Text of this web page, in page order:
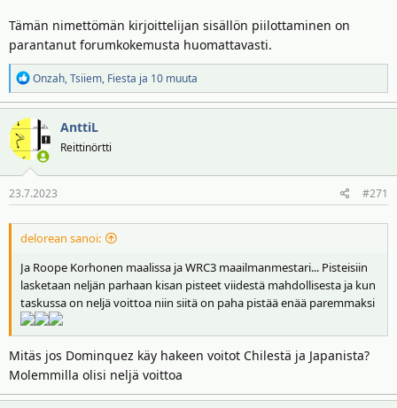
Tämän nimettömän kirjoittelijan sisällön piilottaminen on
parantanut forumkokemusta huomattavasti.
R
e
a
k
o
t
Onzah,Tsiiem, Fiesta ja 10 muuta
AnttiL
Reittinörtti
23.7.2023 #271
delorean sanoi:
Ja Roope Korhonen maalissa ja WRC3 maailmanmestari... Pisteisiin
lasketaan neljän parhaan kisan pisteet viidestä mahdollisesta ja kun
taskussa on neljä voittoa niin siitä on paha pistää enää paremmaksi
Mitäs jos Dominquez käy hakeen voitot Chilestä ja Japanista?
Molemmilla olisi neljä voittoa